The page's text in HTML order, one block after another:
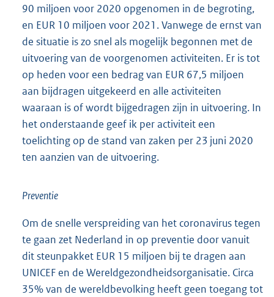
90 miljoen voor 2020 opgenomen in de begroting,
en EUR 10 miljoen voor 2021. Vanwege de ernst van
de situatie is zo snel als mogelijk begonnen met de
uitvoering van de voorgenomen activiteiten. Er is tot
op heden voor een bedrag van EUR 67,5 miljoen
aan bijdragen uitgekeerd en alle activiteiten
waaraan is of wordt bijgedragen zijn in uitvoering. In
het onderstaande geef ik per activiteit een
toelichting op de stand van zaken per 23 juni 2020
ten aanzien van de uitvoering.
Preventie
Om de snelle verspreiding van het coronavirus tegen
te gaan zet Nederland in op preventie door vanuit
dit steunpakket EUR 15 miljoen bij te dragen aan
UNICEF en de Wereldgezondheidsorganisatie. Circa
35% van de wereldbevolking heeft geen toegang tot